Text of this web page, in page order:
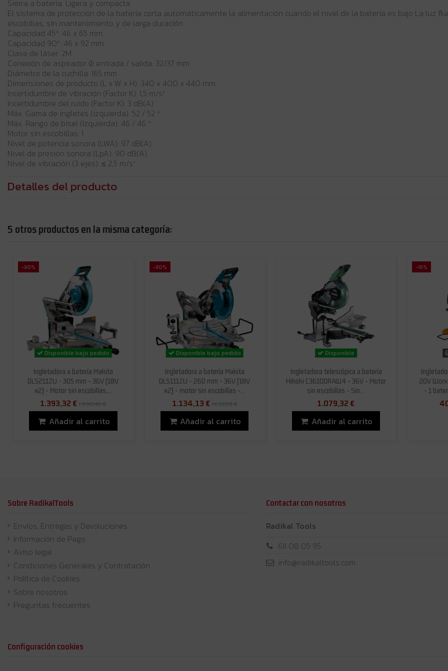
Sierra a batería. Ligera y compacta.
El sistema de protección de la batería corta automáticamente la alimentación cuando el nivel de la batería es bajo La luz
escobillas, sin mantenimiento y de larga duración
Capacidad 45º: 46 x 65 mm
Capacidad 90º: 46 x 92 mm
Clase de láser: 2M
Conexión de aspirador Ø entrada / salida: 32/37 mm
Diámetro de la cuchilla: 165 mm
Dimensiones de producto (L x W x H): 340 x 400 x 440 mm
Incertidumbre de vibración (Factor K): 1,5 m/s²
Incertidumbre del ruido (Factor K): 3 dB(A)
Máx. Gama de ingletes (izquierda): 52 / 52 º
Máx. Rango de bisel (Izquierda): 46 / 46 º
Motor sin escobillas: 1
Nivel de potencia sonora (LWA): 97 dB(A)
Nivel de presión sonora (LpA): 90 dB(A)
Nivel de vibración (3 ejes): ≤ 2,5 m/s²
Detalles del producto
5 otros productos en la misma categoría:
-30%
Disponible bajo pedido
Ingletadora a batería Makita
DLS211ZU - 305 mm - 36V (18V
x2) - Motor sin escobillas,...
1.393,32 €1.990,45 €
Añadir al carrito
-30%
Disponible bajo pedido
Ingletadora a batería Makita
DLS111ZU - 260 mm - 36V (18V
x2) - motor sin escobillas -...
1.134,13 €1.620,19 €
Añadir al carrito
Disponible
Ingletadora telescópica a batería
Hikoki C3610DRAW4 - 36V - Motor
sin escobillas - Sin...
1.079,32 €
Añadir al carrito
-15%
20V
- 1
Sobre RadikalTools
Envíos, Entregas y Devoluciones
Información de Pago
Aviso legal
Condiciones Generales y Contratación
Política de Cookies
Sobre nosotros
Preguntas frecuentes
Contactar con nosotros
Radikal Tools
611 08 05 95
info@radikaltools.com
Configuración cookies